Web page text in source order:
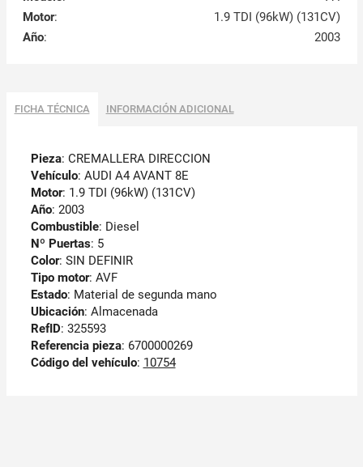
Motor:
1.9 TDI (96kW) (131CV)
Año: 2003
FICHA TÉCNICA INFORMACIÓN ADICIONAL
Pieza: CREMALLERA DIRECCION
Vehículo: AUDI A4 AVANT 8E
Motor: 1.9 TDI (96kW) (131CV)
Año: 2003
Combustible: Diesel
Nº Puertas: 5
Color: SIN DEFINIR
Tipo motor: AVF
Estado: Material de segunda mano
Ubicación: Almacenada
RefID: 325593
Referencia pieza: 6700000269
Código del vehículo: 10754